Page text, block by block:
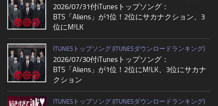
2026/07/31付iTunesトップソング：
BTS「Aliens」が1位！2位にサカナクション、3
位にM!LK
ITUNESトップソング (ITUNESダウンロードランキング)
2026/07/30付iTunesトップソング：
BTS「Aliens」が1位！2位にM!LK、3位にサカナ
クション
ITUNESトップソング (ITUNESダウンロードランキング)